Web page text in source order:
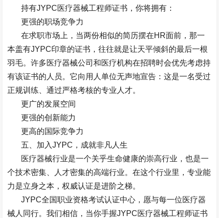
持有JYPC医疗器械工程师证书，你将拥有：
更强的职场竞争力
在求职市场上，当两份相似的简历摆在HR面前，那一
本盖有JYPC印章的证书，往往就是让天平倾斜的最后一根
羽毛。许多医疗器械公司和医疗机构在招聘时会优先考虑持
有该证书的人员。它向用人单位无声地宣告：这是一名受过
正规训练、通过严格考核的专业人才。
更广的发展空间
更强的创新能力
更高的国际竞争力
五、加入JYPC ，成就非凡人生
医疗器械行业是一个关乎生命健康的崇高行业，也是一
个技术密集、人才密集的高端行业。在这个行业里，专业能
力是立身之本，权威认证是进阶之梯。
JYPC全国职业资格考试认证中心，愿与每一位医疗器
械人同行。我们相信，当你手握JYPC医疗器械工程师证书